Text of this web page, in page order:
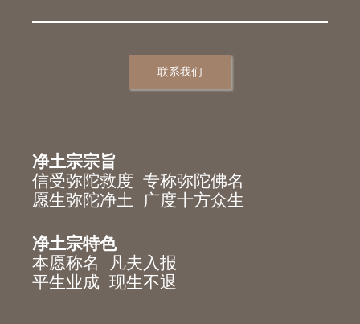
联系我们
净土宗宗旨
信受弥陀救度 专称弥陀佛名
愿生弥陀净土 广度十方众生
净土宗特色
本愿称名 凡夫入报
平生业成 现生不退